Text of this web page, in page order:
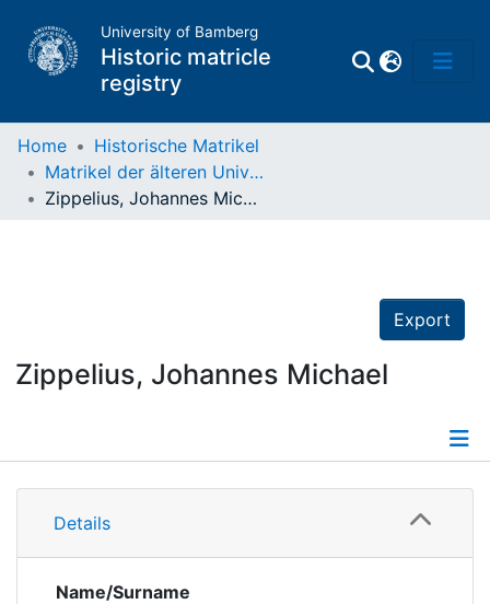
University of Bamberg
Historic matricle
registry
Matrikel
Home
Historische Matrikel
Matrikel der älteren Universität
Zippelius, Johannes Michael
Export
Zippelius, Johannes Michael
Details
Details
Name/Surname